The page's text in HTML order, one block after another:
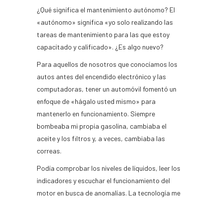
¿Qué significa el mantenimiento autónomo? El
«autónomo» significa «yo solo realizando las
tareas de mantenimiento para las que estoy
capacitado y calificado». ¿Es algo nuevo?
Para aquellos de nosotros que conocíamos los
autos antes del encendido electrónico y las
computadoras, tener un automóvil fomentó un
enfoque de «hágalo usted mismo» para
mantenerlo en funcionamiento. Siempre
bombeaba mi propia gasolina, cambiaba el
aceite y los filtros y, a veces, cambiaba las
correas.
Podía comprobar los niveles de líquidos, leer los
indicadores y escuchar el funcionamiento del
motor en busca de anomalías. La tecnología me